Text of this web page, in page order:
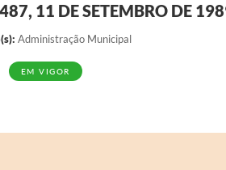
11 DE SETEMBRO DE
Administração Municipal
EM VIGOR